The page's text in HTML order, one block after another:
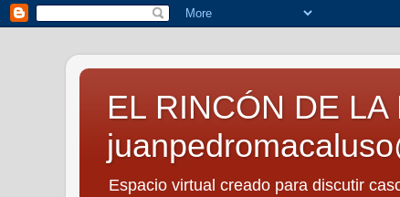
EL RINCÓN DE
Espacio virtual creado para discutir